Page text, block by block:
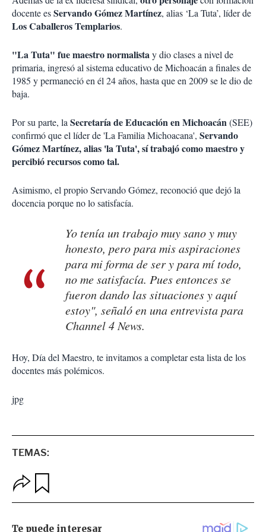
docente esServando Gómez Martínez, alias ‘La Tuta’, líder de
Los Caballeros Templarios.
"La Tuta" fue maestro normalistay dio clases a nivel de
primaria, ingresó al sistema educativo de Michoacán a finales de
1985 y permaneció en él 24 años, hasta que en 2009 se le dio de
baja.
Por su parte, la Secretaría de Educación en Michoacán(SEE)
confirmó que el líder de 'La Familia Michoacana', Servando
Gómez Martínez, alias 'la Tuta', sí trabajó como maestro y
percibió recursos como tal.
Asimismo, el propio Servando Gómez, reconoció que dejó la
docencia porque no lo satisfacía.
Yo tenía un trabajo muy sano y muy
honesto, pero para mis aspiraciones
para mi forma de ser y para mí todo,
no me satisfacía. Pues entonces se
fueron dando las situaciones y aquí
estoy", señaló en una entrevista para
Channel 4 News.
Hoy, Día del Maestro, te invitamos a completar esta lista de los
docentes más polémicos.
jpg
TEMAS:
p